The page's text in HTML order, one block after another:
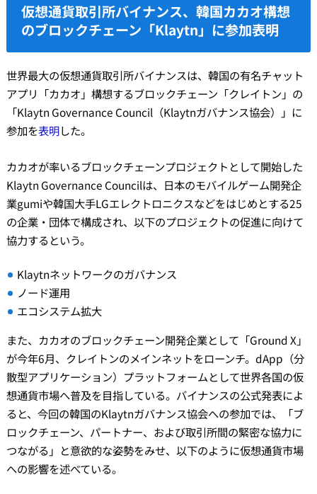
仮想通貨取引所バイナンス、韓国カカオ構想
のブロックチェーン「Klaytn」に参加表明
世界最大の仮想通貨取引所バイナンスは、韓国の有名チャット
アプリ「カカオ」構想するブロックチェーン「クレイトン」の
「Klaytn Governance Council（Klaytnガバナンス協会）」に
参加を表明した。
カカオが率いるブロックチェーンプロジェクトとして開始した
Klaytn Governance Councilは、日本のモバイルゲーム開発企
業gumiや韓国大手LGエレクトロニクスなどをはじめとする25
の企業・団体で構成され、以下のプロジェクトの促進に向けて
協力するという。
Klaytnネットワークのガバナンス
ノード運用
エコシステム拡大
また、カカオのブロックチェーン開発企業として「Ground X」
が今年6月、クレイトンのメインネットをローンチ。dApp（分
散型アプリケーション）プラットフォームとして世界各国の仮
想通貨市場へ普及を目指している。バイナンスの公式発表によ
ると、今回の韓国のKlaytnガバナンス協会への参加では、「ブ
ロックチェーン、パートナー、および取引所間の緊密な協力に
つながる」と意欲的な姿勢をみせ、以下のように仮想通貨市場
への影響を述べている。